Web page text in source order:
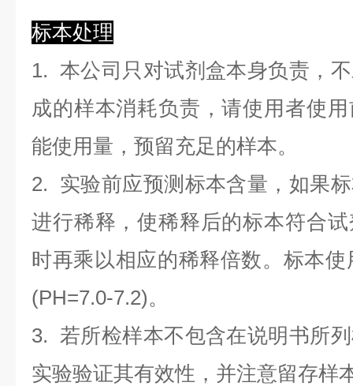
标本处理
1. 本公司只对试剂盒本身负责，
成的样本消耗负责，请使用者使
能使用量，预留充足的样本。
2. 实验前应预测标本含量，如果
进行稀释，使稀释后的标本符合
时再乘以相应的稀释倍数。标本
(PH=7.0-7.2)。
3. 若所检样本不包含在说明书所
实验验证其有效性，并注意留存样